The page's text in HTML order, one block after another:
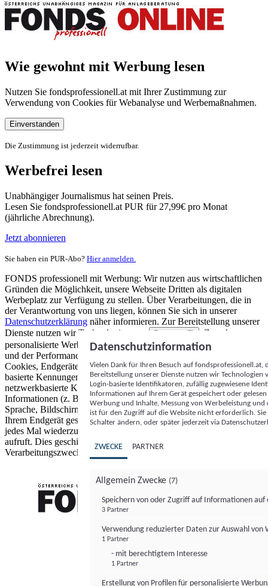
Wie gewohnt mit Werbung lesen
Nutzen Sie fondsprofessionell.at mit Ihrer Zustimmung zur
Verwendung von Cookies für Webanalyse und Werbemaßnahmen.
Einverstanden
Die Zustimmung ist jederzeit widerrufbar.
Werbefrei lesen
Unabhängiger Journalismus hat seinen Preis.
Lesen Sie fondsprofessionell.at PUR für 27,99€ pro Monat
(jährliche Abrechnung).
Jetzt abonnieren
Sie haben ein PUR-Abo? Hier anmelden.
FONDS professionell mit Werbung: Wir nutzen aus wirtschaftlichen
Gründen die Möglichkeit, unsere Webseite Dritten als digitalen
Werbeplatz zur Verfügung zu stellen. Über Verarbeitungen, die in
der Verantwortung von uns liegen, können Sie sich in unserer
Datenschutzerklärung näher informieren. Zur Bereitstellung unserer
Dienste nutzen wir Technologien von
Partnern (5)
. Zwecke:
personalisierte Werbung und Inhalte, Messung von Werbeleistung
und der Performance von Inhalten sowie Zielgruppenforschung.
Cookies, Endgeräte- oder ähnliche Online-Kennungen (z. B. login-
basierte Kennungen, zufällig generierte Kennungen,
netzwerkbasierte Kennungen) können zusammen mit anderen
Informationen (z. B. Browsertyp und Browserinformationen,
Sprache, Bildschirmgröße, unterstützte Technologien usw.) auf
Ihrem Endgerät gespeichert oder von dort ausgelesen werden, um es
jedes Mal wiederzuerkennen, wenn es eine App oder einer Webseite
aufruft. Dies geschieht für einen oder mehrere der hier aufgeführten
Verarbeitungszwecke.
Datenschutzinformation
Vielen Dank für Ihren Besuch auf
Bereitstellung unserer Dienste nutzen wir Technologien
Login-basierte Identifikatoren, zufällig zugewiesene
Informationen auf Ihrem Gerät gespeichert oder
Werbung und Inhalte, Messung von Werbeleistung
ist für den Zugriff auf die Website nicht erforderlich.
Schalter ändern, oder später jederzeit via
ZWECKE PARTNER
Allgemein Zwecke (7)
Speichern von oder Zugriff auf Informationen auf
3 Partner
Verwendung reduzierter Daten zur Auswahl von
1 Partner
- mit berechtigtem Interesse
1 Partner
Erstellung von Profilen für personalisierte
FONDS professionell